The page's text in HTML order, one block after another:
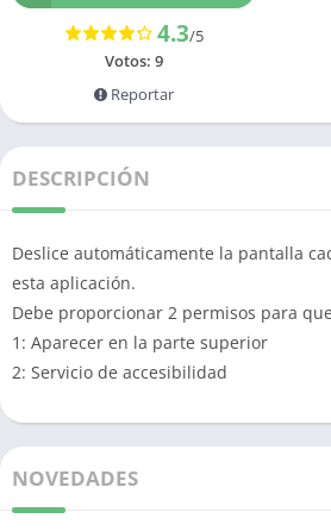
4.3/5
Votos: 9
Reportar
DESCRIPCIÓN
Deslice automáticamente la pantalla
esta aplicación.
Debe proporcionar 2 permisos para
1: Aparecer en la parte superior
2: Servicio de accesibilidad
NOVEDADES